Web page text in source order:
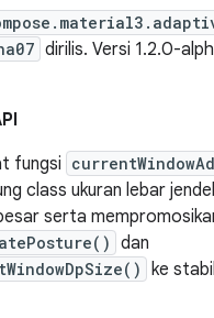
dirilis. Versi 1.2.0-
fungsi
class ukuran lebar
serta
dan
ke